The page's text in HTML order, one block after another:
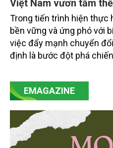
Việt Nam vươn tầm
Trong tiến trình hiện thực
bền vững và ứng phó với
việc đẩy mạnh chuyển
định là bước đột phá
mạnh mẽ, thúc đẩy quá
minh bạch hóa chuỗi cung
then chốt là nông nghiệp
EMAGAZINE